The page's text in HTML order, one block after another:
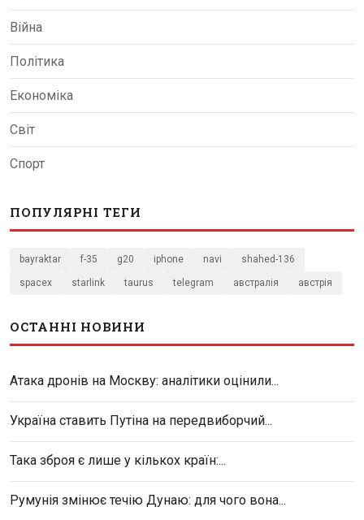
Війна
Політика
Економіка
Світ
Спорт
ПОПУЛЯРНІ ТЕГИ
bayraktar f-35 g20 iphone navi shahed-136
spacex starlink taurus telegram австралія австрія
ОСТАННІ НОВИНИ
Атака дронів на Москву: аналітики оцінили...
Україна ставить Путіна на передвиборчий...
Така зброя є лише у кількох країн:...
Румунія змінює течію Дунаю: для чого вона...